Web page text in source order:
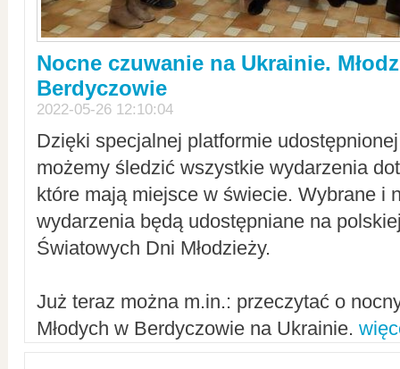
Nocne czuwanie na Ukrainie.
Berdyczowie
2022-05-26 12:10:04
Dzięki specjalnej platformie
możemy śledzić wszystkie wydarzenia
które mają miejsce w świecie. Wybrane i
wydarzenia będą udostępniane na
Światowych Dni Młodzieży.
Już teraz można m.in.: przeczytać o
Młodych w Berdyczowie na Ukrainie.